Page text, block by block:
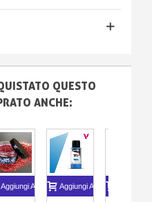
QUESTO
ANCHE:
Aggiungi Al CarrelloAggiungi Al Carrello